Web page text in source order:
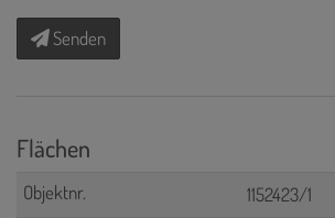
Senden
Flächen
1152423/1